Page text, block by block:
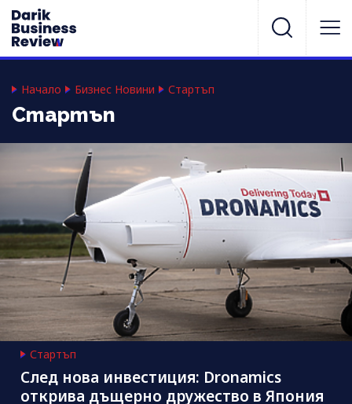
Начало Бизнес Новини Стартъп
Стартъп
Стартъп
След нова инвестиция: Dronamics
открива дъщерно дружество в Япония